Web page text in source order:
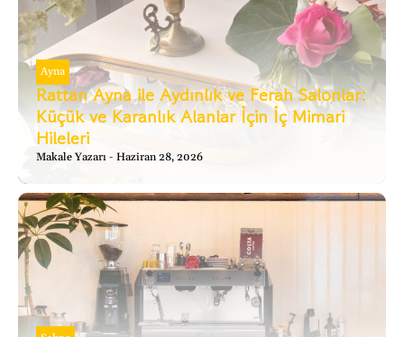
Ayna
Rattan Ayna ile Aydınlık ve Ferah Salonlar:
Küçük ve Karanlık Alanlar İçin İç Mimari
Hileleri
Makale Yazarı Haziran 28, 2026